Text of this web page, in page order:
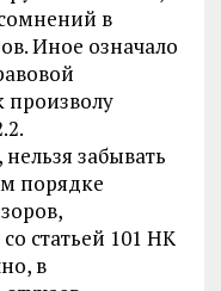
в
Иное означало
произволу
забывать
порядке
статьей 101 НК
в